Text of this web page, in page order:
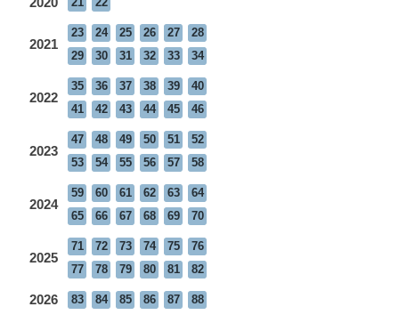
2021
23 24 25 26 27
28
29
30 31 32 33 34
2022
35 36 37 38 39
40
41
42 43 44 45 46
2023
47 48 49 50 51
52
53
54 55 56 57 58
2024
59 60 61 62 63
64
65
66 67 68 69 70
2025
71 72 73 74 75
76
77
78 79 80 81 82
2026 83 84 85 86 87 88